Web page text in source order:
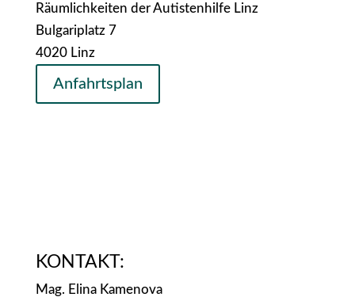
Räumlichkeiten der Autistenhilfe Linz
Bulgariplatz 7
4020 Linz
Anfahrtsplan
KONTAKT:
Mag. Elina Kamenova